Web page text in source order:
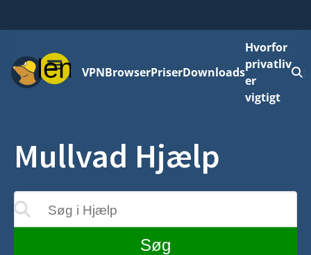
MenuVPNBrowserPriserDownloads
Hvorfor
privatliv
er
vigtigt
Mullvad Hjælp
Søg i Hjælp
mens du skriver
Søg